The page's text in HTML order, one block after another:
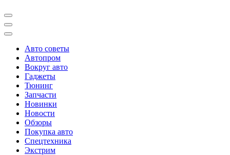
Авто советы
Автопром
Вокруг авто
Гаджеты
Тюнинг
Запчасти
Новинки
Новости
Обзоры
Покупка авто
Спецтехника
Экстрим